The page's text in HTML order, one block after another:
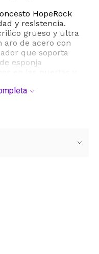
HopeRock
y resistencia.
grueso y ultra
aro de acero con
que soporta
esponja
pelotas de
de estar sin